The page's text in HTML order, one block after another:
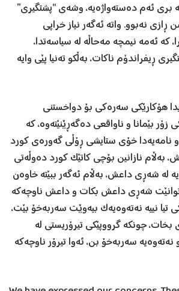
بری ئەم دەستەواژەیە، وشەی “پشتگيری”
ڕازی نەبوو. واتە ئەگەر نياز خراپی
کە ئەمە نيمچە مەحاڵە لە سياسەتدا،
ڕيفراندۆم ناکات، بەڵکو تەنيا پێی وایە
هۆکارێکی سەرەکی بۆ دواخستنی
زۆر بێمانا و ناواقعی دەگەڕێنێتەوە، کە
نامەیەدا خۆی ستايشی ڕۆڵی گەورەی کورد
نازانين بۆچی کاتێک کورد دەوڵەتی
لە شەڕی داعش، بەڵام ئەگەر ببێتە خاوەن
شەڕی داعش بکات و داعش ناوچەکە
تيا نييە نەتەوەیەک بيەوێت سەربەخۆ بێت،
چونکە گرووپێکی تيرۆريستی لە
سەربەخۆ بن، ئەوا تيرۆر ناوچەکە